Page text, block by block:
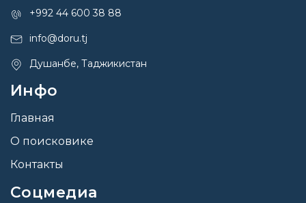
+992 44 600 38 88
info@doru.tj
Душанбе, Таджикистан
Инфо
Главная
О поисковике
Контакты
Соцмедиа